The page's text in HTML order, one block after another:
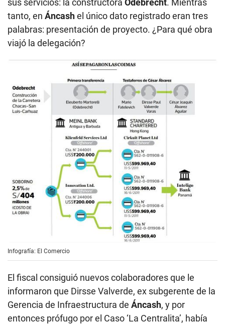
sus servicios: la constructora Odebrecht. Mientras
tanto, en Áncashel único dato registrado eran tres
palabras: presentación de proyecto. ¿Para qué obra
viajó la delegación?
Infografía: El Comercio
El fiscal consiguió nuevos colaboradores que le
informaron que Dirsse Valverde, ex subgerente de la
Gerencia de Infraestructura de Áncash, y por
entonces prófugo por el Caso ‘La Centralita’, había